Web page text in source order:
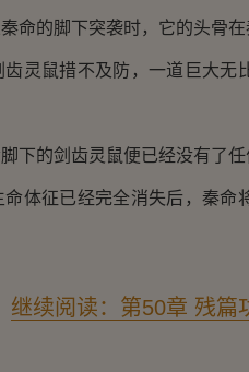
的脚下突袭时，它的头骨在
鼠措不及防，一道巨大无
的剑齿灵鼠便已经没有了任
征已经完全消失后，秦命
继续阅读：第50章 残篇